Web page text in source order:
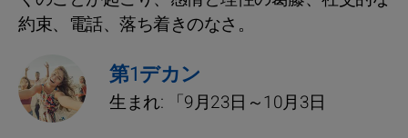
約束、電話、落ち着きのなさ。
第1デカン
生まれ: 「9月23日～10月3日